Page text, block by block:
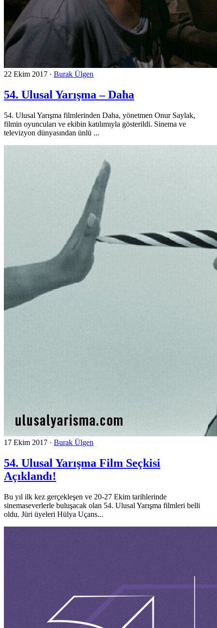
22 Ekim 2017 · Burak Ülgen
54. Ulusal Yarışma – Daha
54. Ulusal Yarışma filmlerinden Daha, yönetmen Onur Saylak,
filmin oyuncuları ve ekibin katılımıyla gösterildi. Sinema ve
televizyon dünyasından ünlü ...
17 Ekim 2017 · Burak Ülgen
54. Ulusal Yarışma Film Seçkisi
Açıklandı!
Bu yıl ilk kez gerçekleşen ve 20-27 Ekim tarihlerinde
sinemaseverlerle buluşacak olan 54. Ulusal Yarışma filmleri belli
oldu. Jüri üyeleri Hülya Uçans...